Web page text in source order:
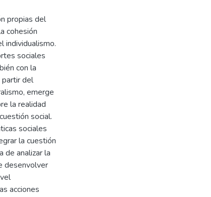
propias del
cohesión
individualismo.
sociales
con la
partir del
emerge
la realidad
social.
sociales
la cuestión
de analizar la
desenvolver
acciones